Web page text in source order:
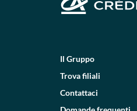
Il Gruppo
Trova filiali
Contattaci